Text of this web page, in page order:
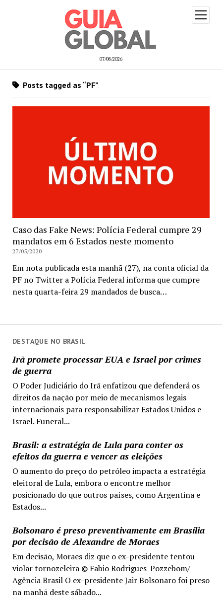
07/08/2026
open
menu
DESTAQUE NO BRASIL
Irã promete processar EUA e Israel por crimes
de guerra
O Poder Judiciário do Irã enfatizou que defenderá os
direitos da nação por meio de mecanismos legais
internacionais para responsabilizar Estados Unidos e
Israel. Funeral...
Brasil: a estratégia de Lula para conter os
efeitos da guerra e vencer as eleições
O aumento do preço do petróleo impacta a estratégia
eleitoral de Lula, embora o encontre melhor
posicionado do que outros países, como Argentina e
Estados...
Bolsonaro é preso preventivamente em Brasília
por decisão de Alexandre de Moraes
Em decisão, Moraes diz que o ex-presidente tentou
violar tornozeleira © Fabio Rodrigues-Pozzebom/
Agência Brasil O ex-presidente Jair Bolsonaro foi preso
na manhã deste sábado...
Posts tagged as “PF”
Caso das Fake News: Polícia Federal cumpre 29
mandatos em 6 Estados neste momento
27/05/2020
Em nota publicada esta manhã (27), na conta oficial da
PF no Twitter a Polícia Federal informa que cumpre
nesta quarta-feira 29 mandados de busca…